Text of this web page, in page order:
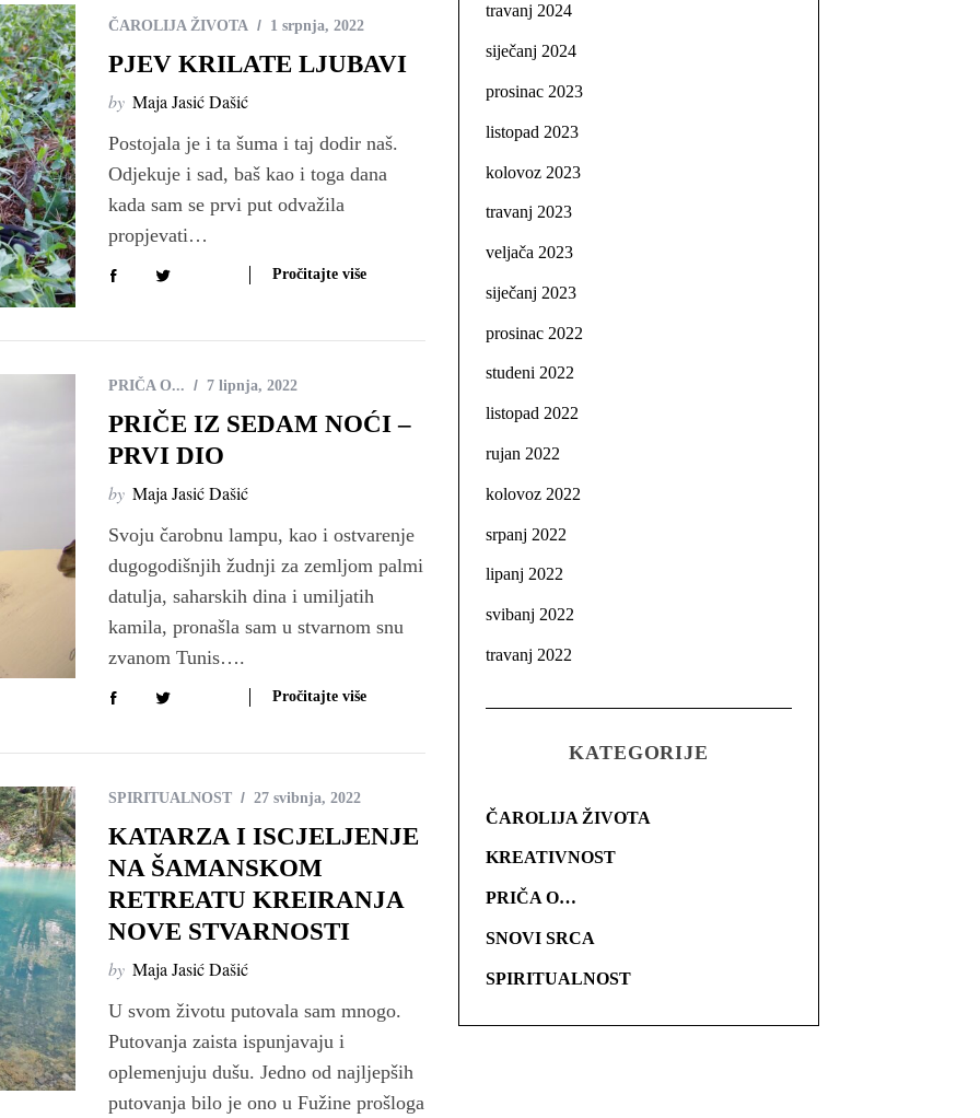
ČAROLIJA ŽIVOTA 1 srpnja, 2022
PJEV KRILATE LJUBAVI
by Maja Jasić Dašić
Postojala je i ta šuma i taj dodir naš.
Odjekuje i sad, baš kao i toga dana
kada sam se prvi put odvažila
propjevati…
Pročitajte više
PRIČA O... 7 lipnja, 2022
PRIČE IZ SEDAM NOĆI –
PRVI DIO
by Maja Jasić Dašić
Svoju čarobnu lampu, kao i ostvarenje
dugogodišnjih žudnji za zemljom palmi
datulja, saharskih dina i umiljatih
kamila, pronašla sam u stvarnom snu
zvanom Tunis….
Pročitajte više
SPIRITUALNOST 27 svibnja, 2022
KATARZA I ISCJELJENJE
NA ŠAMANSKOM
RETREATU KREIRANJA
NOVE STVARNOSTI
by Maja Jasić Dašić
U svom životu putovala sam mnogo.
Putovanja zaista ispunjavaju i
oplemenjuju dušu. Jedno od najljepših
putovanja bilo je ono u Fužine prošloga
travanj 2024
siječanj 2024
prosinac 2023
listopad 2023
kolovoz 2023
travanj 2023
veljača 2023
siječanj 2023
prosinac 2022
studeni 2022
listopad 2022
rujan 2022
kolovoz 2022
srpanj 2022
lipanj 2022
svibanj 2022
travanj 2022
KATEGORIJE
ČAROLIJA ŽIVOTA
KREATIVNOST
PRIČA O…
SNOVI SRCA
SPIRITUALNOST